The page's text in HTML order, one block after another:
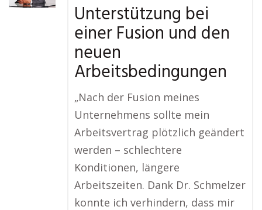
Unterstützung bei
einer Fusion und den
neuen
Arbeitsbedingungen
„Nach der Fusion meines
Unternehmens sollte mein
Arbeitsvertrag plötzlich geändert
werden – schlechtere
Konditionen, längere
Arbeitszeiten. Dank Dr. Schmelzer
konnte ich verhindern, dass mir